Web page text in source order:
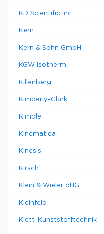
KD Scientific Inc.
Kern
Kern & Sohn GmbH
KGW Isotherm
Killenberg
Kimberly-Clark
Kimble
Kinematica
Kinesis
Kirsch
Klein & Wieler oHG
Kleinfeld
Klett-Kunststofftechnik